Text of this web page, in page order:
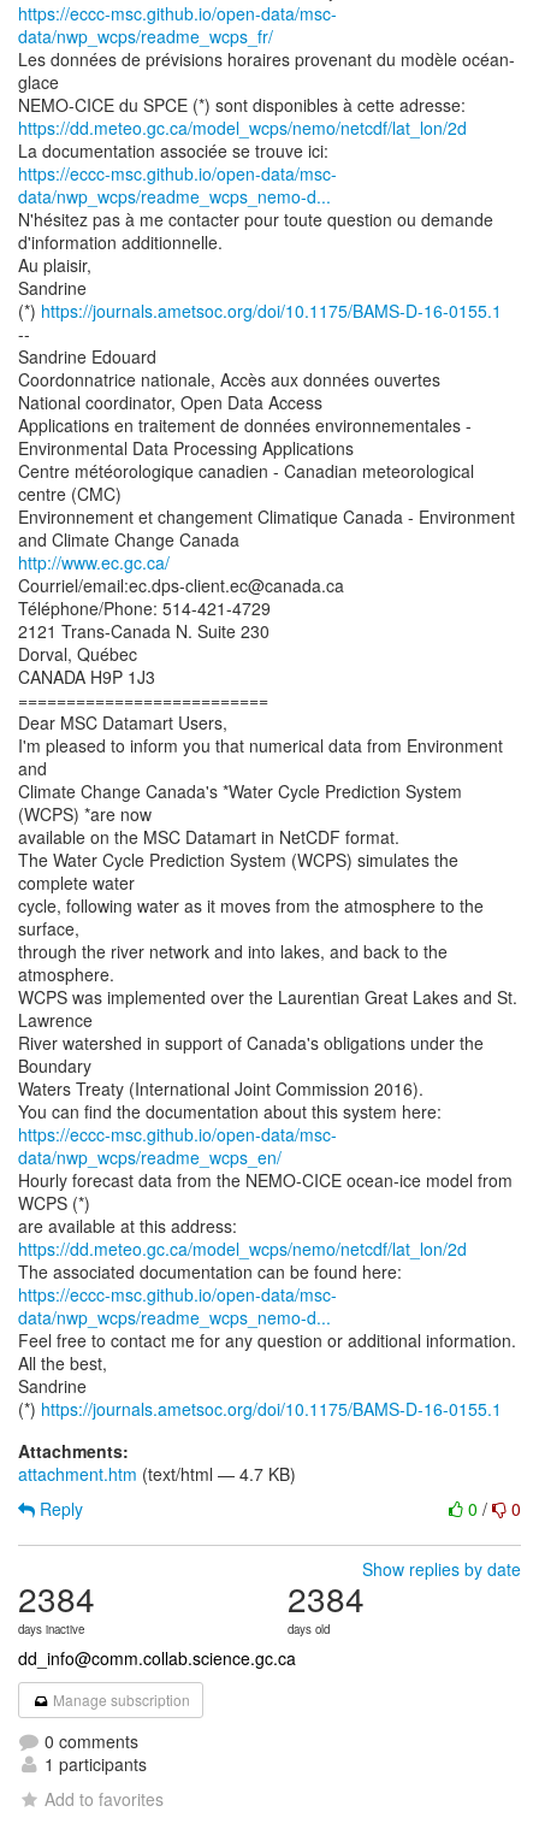
https://eccc-msc.github.io/open-data/msc-
data/nwp_wcps/readme_wcps_fr/
Les données de prévisions horaires provenant du modèle océan-
glace
https://dd.meteo.gc.ca/model_wcps/nemo/netcdf/lat_lon/2d
https://eccc-msc.github.io/open-data/msc-
data/nwp_wcps/readme_wcps_nemo-d...
N'hésitez pas à me contacter pour toute question ou demande
d'information additionnelle.
Au plaisir,
Sandrine
(*) https://journals.ametsoc.org/doi/10.1175/BAMS-D-16-0155.1
--
Sandrine Edouard
Coordonnatrice nationale, Accès aux données ouvertes
National coordinator, Open Data Access
Applications en traitement de données environnementales -
Environmental Data Processing Applications
Centre météorologique canadien - Canadian meteorological
centre (CMC)
Environnement et changement Climatique Canada - Environment
http://www.ec.gc.ca/
Courriel/email:ec.dps-client.ec@canada.ca
Téléphone/Phone: 514-421-4729
2121 Trans-Canada N. Suite 230
Dorval, Québec
CANADA H9P 1J3
==========================
Dear MSC Datamart Users,
I'm pleased to inform you that numerical data from Environment
and
Climate Change Canada's *Water Cycle Prediction System
(WCPS) *are now
available on the MSC Datamart in NetCDF format.
The Water Cycle Prediction System (WCPS) simulates the
complete water
cycle, following water as it moves from the atmosphere to the
surface,
through the river network and into lakes, and back to the
atmosphere.
WCPS was implemented over the Laurentian Great Lakes and St.
Lawrence
River watershed in support of Canada's obligations under the
Boundary
Waters Treaty (International Joint Commission 2016).
https://eccc-msc.github.io/open-data/msc-
data/nwp_wcps/readme_wcps_en/
Hourly forecast data from the NEMO-CICE ocean-ice model from
WCPS (*)
https://dd.meteo.gc.ca/model_wcps/nemo/netcdf/lat_lon/2d
https://eccc-msc.github.io/open-data/msc-
data/nwp_wcps/readme_wcps_nemo-d...
Feel free to contact me for any question or additional information.
All the best,
Sandrine
(*) https://journals.ametsoc.org/doi/10.1175/BAMS-D-16-0155.1
Attachments:
attachment.htm (text/html — 4.7 KB)
0 / 0
Reply
Show replies by date
2384
days inactive
2384
days old
dd_info@comm.collab.science.gc.ca
Manage subscription
0 comments
1 participants
Add to favorites